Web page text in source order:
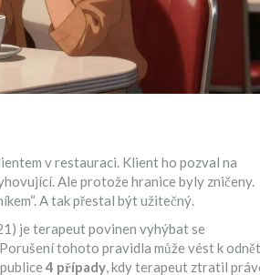
v restauraci. Klient ho pozval na
Ale protože hranice byly zničeny.
A tak přestal být užitečný.
) je terapeut povinen vyhýbat se
tohoto pravidla může vést k
4 případy, kdy terapeut ztratil